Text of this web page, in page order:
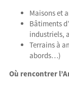
Maisons et
Bâtiments
industriels,
Terrains à
abords…)
Où rencontrer